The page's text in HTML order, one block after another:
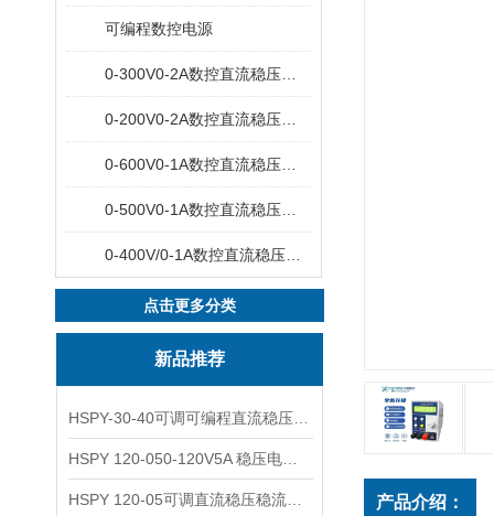
可编程数控电源
点击更多分类
新品推荐
产品介绍：